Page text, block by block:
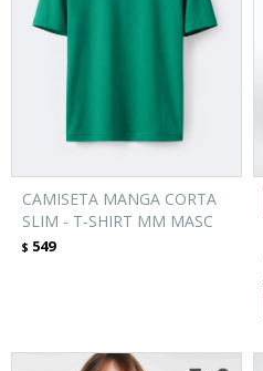
CAMISETA MANGA CORTA
SLIM - T-SHIRT MM MASC
$ 549